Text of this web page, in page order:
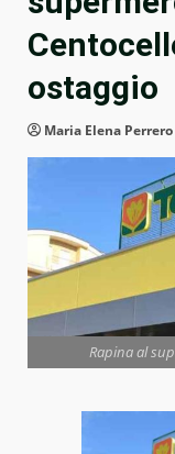
ostaggio
Maria Elena Perrero
Rapina al